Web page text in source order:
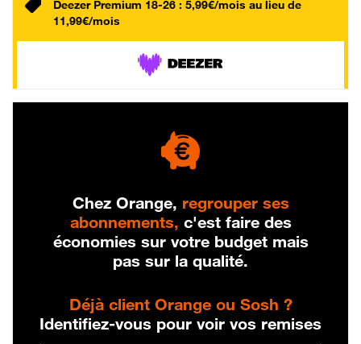
Deezer Premium 18-26 : 5,99€/mois au lieu de
11,99€/mois
Chez Orange, regrouper ses
abonnements, c'est faire des
économies sur votre budget mais
pas sur la qualité.
Déjà client Orange ou Sosh ?
Identifiez-vous pour voir vos remises